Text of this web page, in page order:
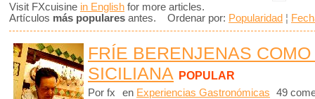
Visit FXcuisine in English for more articles.
Artículos más populares antes. Ordenar por: Popularidad ¦
FRÍE BERENJENAS
SICILIANA POPULAR
Por fx en Experiencias Gastronómicas 49